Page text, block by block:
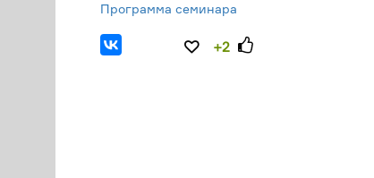
Программа семинара
+2